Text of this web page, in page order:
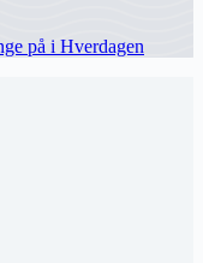
på i Hverdagen